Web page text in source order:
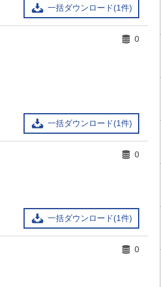
一括ダウンロード(1件)
一括ダウンロード(1件)
0
一括ダウンロード(1件)
0
0